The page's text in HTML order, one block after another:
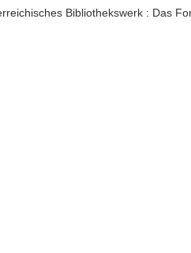
Bibliothekswerk : Das